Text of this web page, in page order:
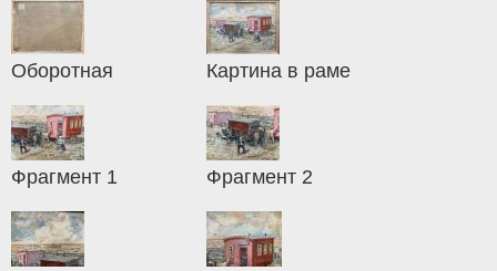
Оборотная Картина в раме
Фрагмент 1 Фрагмент 2